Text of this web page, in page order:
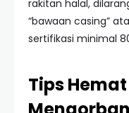
rakitan halal,
“bawaan casing”
sertifikasi minimal
Tips